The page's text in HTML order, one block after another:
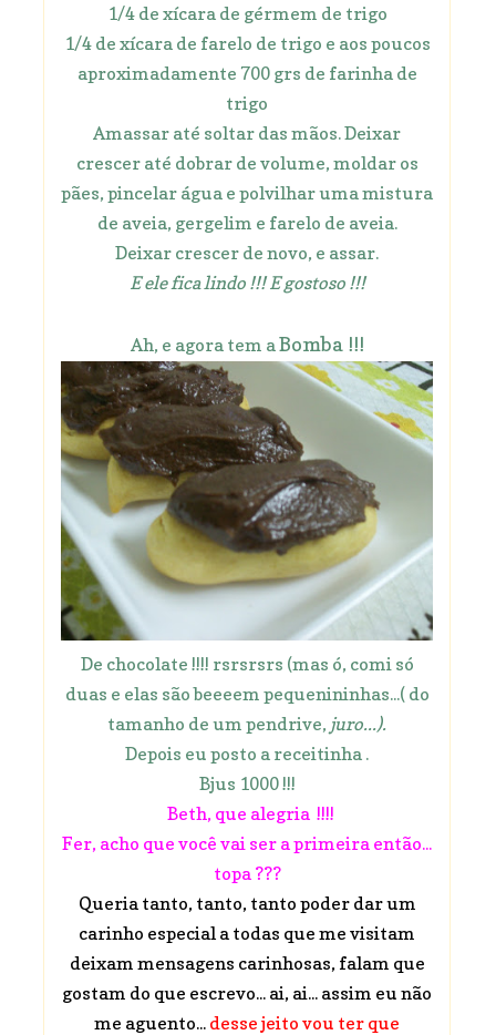
1/4 de xícara de gérmem de trigo
1/4 de xícara de farelo de trigo e aos poucos
aproximadamente 700 grs de farinha de
trigo
Amassar até soltar das mãos. Deixar
crescer até dobrar de volume, moldar os
pães, pincelar água e polvilhar uma mistura
de aveia, gergelim e farelo de aveia.
Deixar crescer de novo, e assar.
E ele fica lindo !!! E gostoso !!!
Ah, e agora tem aBomba !!!
De chocolate !!!! rsrsrsrs (mas ó, comi só
duas e elas são beeeem pequenininhas...( do
tamanho de um pendrive, juro...).
Depois eu posto a receitinha .
Bjus 1000 !!!
Beth, que alegria !!!!
Fer, acho que você vai ser a primeira então...
topa ???
Queria tanto, tanto, tanto poder dar um
carinho especial a todas que me visitam
deixam mensagens carinhosas, falam que
gostam do que escrevo... ai, ai... assim eu não
me aguento... desse jeito vou ter que